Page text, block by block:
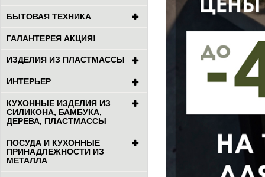
БЫТОВАЯ ТЕХНИКА
ГАЛАНТЕРЕЯ АКЦИЯ!
ИЗДЕЛИЯ ИЗ ПЛАСТМАССЫ
ИНТЕРЬЕР
КУХОННЫЕ ИЗДЕЛИЯ ИЗ
СИЛИКОНА, БАМБУКА,
ДЕРЕВА, ПЛАСТМАССЫ
ПОСУДА И КУХОННЫЕ
ПРИНАДЛЕЖНОСТИ ИЗ
МЕТАЛЛА